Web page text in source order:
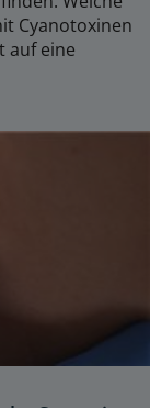
Cyanotoxinen
auf eine